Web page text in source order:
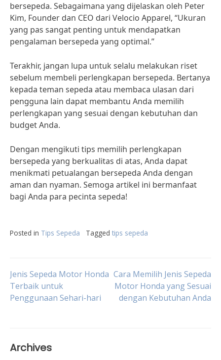
bersepeda. Sebagaimana yang dijelaskan oleh Peter
Kim, Founder dan CEO dari Velocio Apparel, “Ukuran
yang pas sangat penting untuk mendapatkan
pengalaman bersepeda yang optimal.”
Terakhir, jangan lupa untuk selalu melakukan riset
sebelum membeli perlengkapan bersepeda. Bertanya
kepada teman sepeda atau membaca ulasan dari
pengguna lain dapat membantu Anda memilih
perlengkapan yang sesuai dengan kebutuhan dan
budget Anda.
Dengan mengikuti tips memilih perlengkapan
bersepeda yang berkualitas di atas, Anda dapat
menikmati petualangan bersepeda Anda dengan
aman dan nyaman. Semoga artikel ini bermanfaat
bagi Anda para pecinta sepeda!
Posted in Tips Sepeda Tagged tips sepeda
Post
navigation
Jenis Sepeda Motor Honda
Terbaik untuk
Penggunaan Sehari-hari
Cara Memilih Jenis Sepeda
Motor Honda yang Sesuai
dengan Kebutuhan Anda
Archives